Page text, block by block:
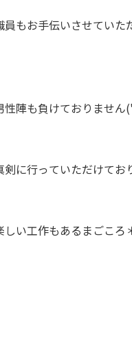
員もお手伝いさせてい
性陣も負けておりませ
剣に行っていただけてお
しい工作もあるまごころ